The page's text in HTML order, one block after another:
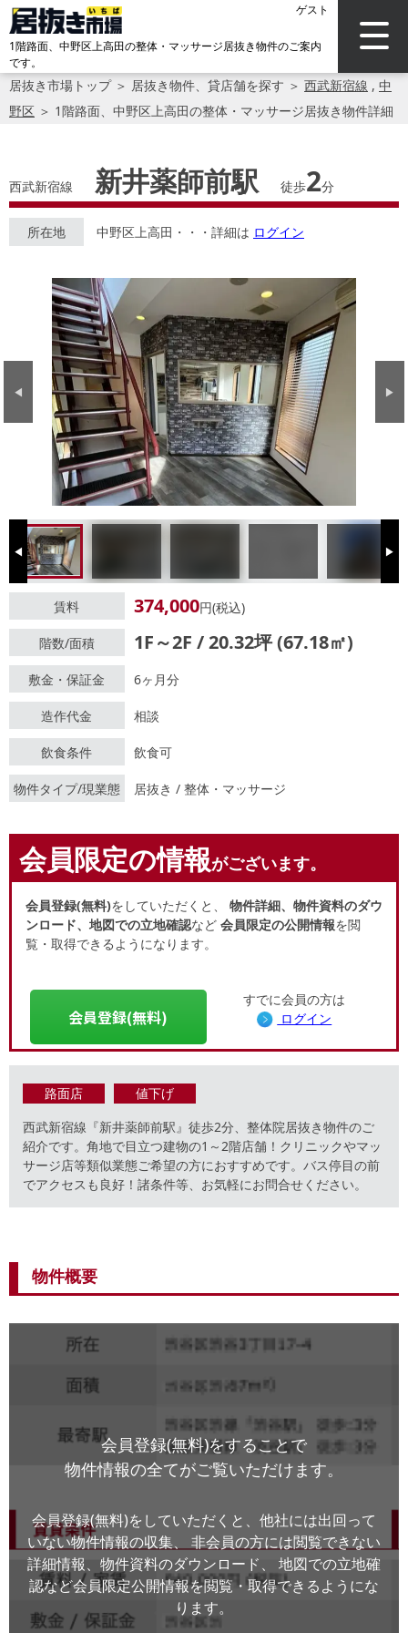
ゲスト
1階路面、中野区上高田の整体・マッサージ居抜き物件のご案内
です。
居抜き市場トップ＞ 居抜き物件、貸店舗を探す ＞ 西武新宿線 , 中
野区 ＞ 1階路面、中野区上高田の整体・マッサージ居抜き物件詳細
西武新宿線 新井薬師前駅 徒歩2分
所在地 中野区上高田・・・詳細は ログイン
Previous Next
Previous Next
賃料 374,000円(税込)
階数/面積 1F～2F / 20.32坪 (67.18㎡)
敷金・保証金 6ヶ月分
造作代金 相談
飲食条件 飲食可
物件タイプ/現業態 居抜き / 整体・マッサージ
会員限定の情報がございます。
会員登録(無料)をしていただくと、 物件詳細、物件資料のダウ
ンロード、地図での立地確認など 会員限定の公開情報を閲
覧・取得できるようになります。
会員登録(無料)
すでに会員の方は
ログイン
路面店
値下げ
西武新宿線『新井薬師前駅』徒歩2分、整体院居抜き物件のご
紹介です。角地で目立つ建物の1～2階店舗！クリニックやマッ
サージ店等類似業態ご希望の方におすすめです。バス停目の前
でアクセスも良好！諸条件等、お気軽にお問合せください。
物件概要
会員登録(無料)をすることで
物件情報の全てがご覧いただけます。
会員登録(無料)をしていただくと、他社には出回って
いない物件情報の収集、
非会員の方には閲覧できない
詳細情報、物件資料のダウンロード、
地図での立地確
認など会員限定公開情報を閲覧・取得できるようにな
ります。